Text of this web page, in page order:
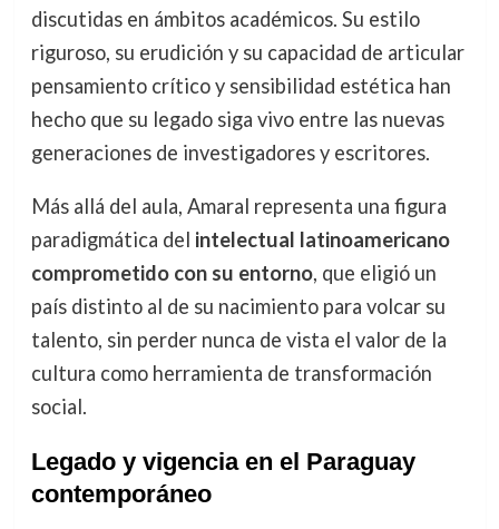
discutidas en ámbitos académicos. Su estilo
riguroso, su erudición y su capacidad de articular
pensamiento crítico y sensibilidad estética han
hecho que su legado siga vivo entre las nuevas
generaciones de investigadores y escritores.
Más allá del aula, Amaral representa una figura
paradigmática del intelectual latinoamericano
comprometido con su entorno, que eligió un
país distinto al de su nacimiento para volcar su
talento, sin perder nunca de vista el valor de la
cultura como herramienta de transformación
social.
Legado y vigencia en el Paraguay
contemporáneo